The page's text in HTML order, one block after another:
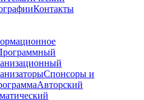
Контакты
Спонсоры и
Авторский